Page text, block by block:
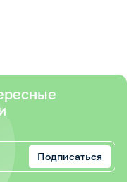
Подписаться